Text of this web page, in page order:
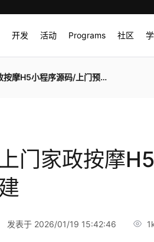
开发 活动 Programs 社区
H5小程序源码/上门预约系统搭建
门家政按摩
发表于 2026/01/19 15:42:46